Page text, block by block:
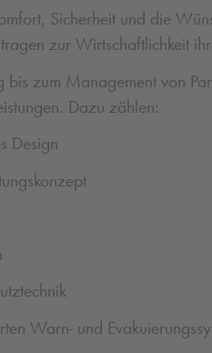
Sicherheit und die
zur Wirtschaftlichkeit
zum Management von
Dazu zählen:
Design
Warn- und